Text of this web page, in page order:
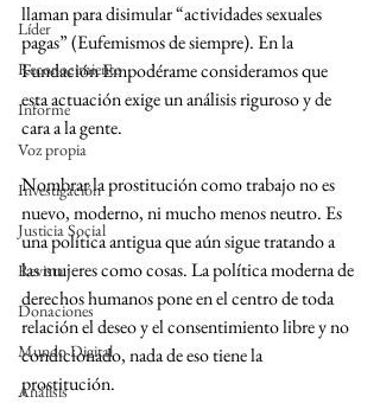
Líder
Reconocimiento
Informe
Voz propia
Investigación
Justicia Social
Revista
Donaciones
Mundo Digital
Análisis
llaman para disimular “actividades sexuales
pagas” (Eufemismos de siempre). En la
Fundación Empodérame consideramos que
esta actuación exige un análisis riguroso y de
cara a la gente.
Nombrar la prostitución como trabajo no es
nuevo, moderno, ni mucho menos neutro. Es
una política antigua que aún sigue tratando a
las mujeres como cosas. La política moderna de
derechos humanos pone en el centro de toda
relación el deseo y el consentimiento libre y no
condicionado, nada de eso tiene la
prostitución.